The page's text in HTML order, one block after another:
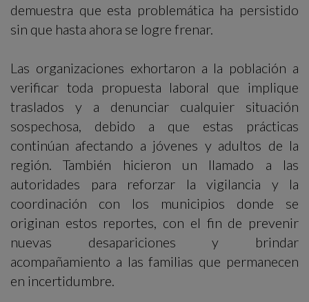
demuestra que esta problemática ha persistido
sin que hasta ahora se logre frenar.
Las organizaciones exhortaron a la población a
verificar toda propuesta laboral que implique
traslados y a denunciar cualquier situación
sospechosa, debido a que estas prácticas
continúan afectando a jóvenes y adultos de la
región. También hicieron un llamado a las
autoridades para reforzar la vigilancia y la
coordinación con los municipios donde se
originan estos reportes, con el fin de prevenir
nuevas desapariciones y brindar
acompañamiento a las familias que permanecen
en incertidumbre.